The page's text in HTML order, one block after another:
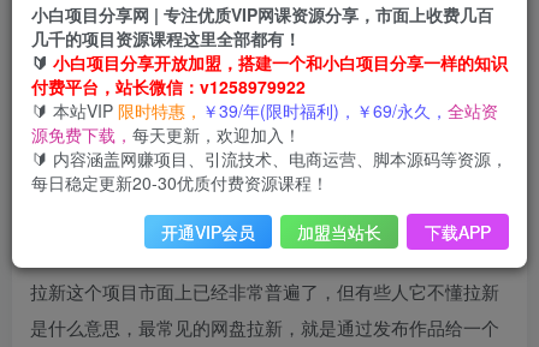
0 311 16
拉新这个项目市面上已经非常普遍了，但有些人它不懂拉新
是什么意思，最常见的网盘拉新，就是通过发布作品给一个
小白项目分享网 | 专注优质VIP网课资源分享，市面上收费几百
几千的项目资源课程这里全部都有！
🔰 小白项目分享开放加盟，搭建一个和小白项目分享一样的知识
付费平台，站长微信：v1258979922
🔰 本站VIP 限时特惠， ￥39/年(限时福利)，￥69/永久， 全站资
源免费下载， 每天更新，欢迎加入！
🔰 内容涵盖网赚项目、引流技术、电商运营、脚本源码等资源，
每日稳定更新20-30优质付费资源课程！
开通VIP会员 加盟当站长 下载APP